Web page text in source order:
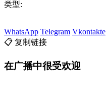
类型:
WhatsApp Telegram Vkontakte
📋 复制链接
在广播中很受欢迎